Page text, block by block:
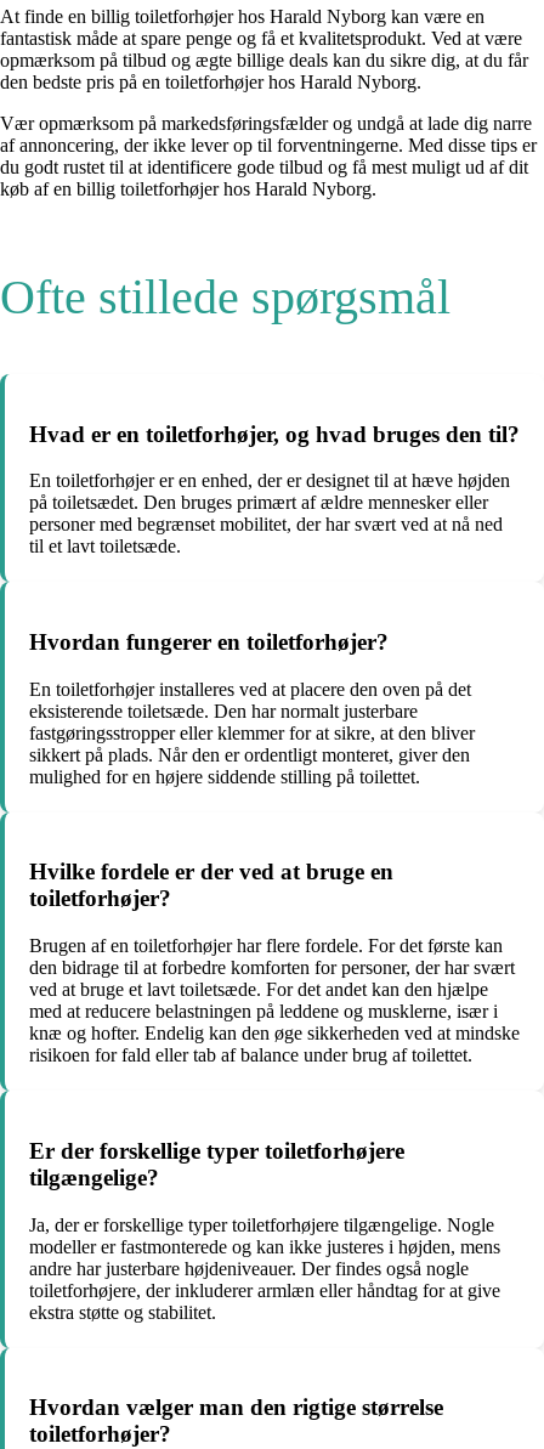
At finde en billig toiletforhøjer hos Harald Nyborg kan være en
fantastisk måde at spare penge og få et kvalitetsprodukt. Ved at være
opmærksom på tilbud og ægte billige deals kan du sikre dig, at du får
den bedste pris på en toiletforhøjer hos Harald Nyborg.
Vær opmærksom på markedsføringsfælder og undgå at lade dig narre
af annoncering, der ikke lever op til forventningerne. Med disse tips er
du godt rustet til at identificere gode tilbud og få mest muligt ud af dit
køb af en billig toiletforhøjer hos Harald Nyborg.
Ofte stillede spørgsmål
Hvad er en toiletforhøjer, og hvad bruges den til?
En toiletforhøjer er en enhed, der er designet til at hæve højden
på toiletsædet. Den bruges primært af ældre mennesker eller
personer med begrænset mobilitet, der har svært ved at nå ned
til et lavt toiletsæde.
Hvordan fungerer en toiletforhøjer?
En toiletforhøjer installeres ved at placere den oven på det
eksisterende toiletsæde. Den har normalt justerbare
fastgøringsstropper eller klemmer for at sikre, at den bliver
sikkert på plads. Når den er ordentligt monteret, giver den
mulighed for en højere siddende stilling på toilettet.
Hvilke fordele er der ved at bruge en
toiletforhøjer?
Brugen af en toiletforhøjer har flere fordele. For det første kan
den bidrage til at forbedre komforten for personer, der har svært
ved at bruge et lavt toiletsæde. For det andet kan den hjælpe
med at reducere belastningen på leddene og musklerne, især i
knæ og hofter. Endelig kan den øge sikkerheden ved at mindske
risikoen for fald eller tab af balance under brug af toilettet.
Er der forskellige typer toiletforhøjere
tilgængelige?
Ja, der er forskellige typer toiletforhøjere tilgængelige. Nogle
modeller er fastmonterede og kan ikke justeres i højden, mens
andre har justerbare højdeniveauer. Der findes også nogle
toiletforhøjere, der inkluderer armlæn eller håndtag for at give
ekstra støtte og stabilitet.
Hvordan vælger man den rigtige størrelse
toiletforhøjer?